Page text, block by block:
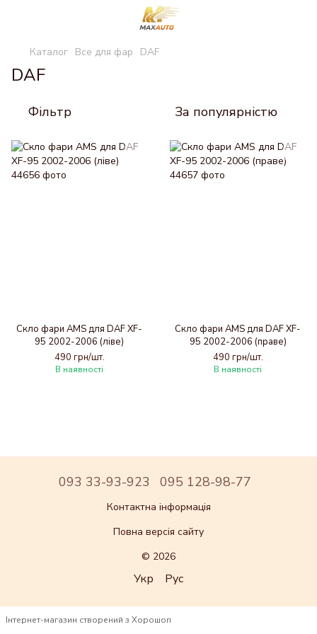
Каталог Все для фар DAF
DAF
Фільтр За популярністю
Скло фари AMS для DAF XF-
95 2002-2006 (ліве)
490 грн/шт.
В наявності
Скло фари AMS для DAF XF-
95 2002-2006 (праве)
490 грн/шт.
В наявності
093 33-93-923 095 128-98-77
Контактна інформація
Повна версія сайту
© 2026
Укр Рус
Інтернет-магазин створений з Хорошоп